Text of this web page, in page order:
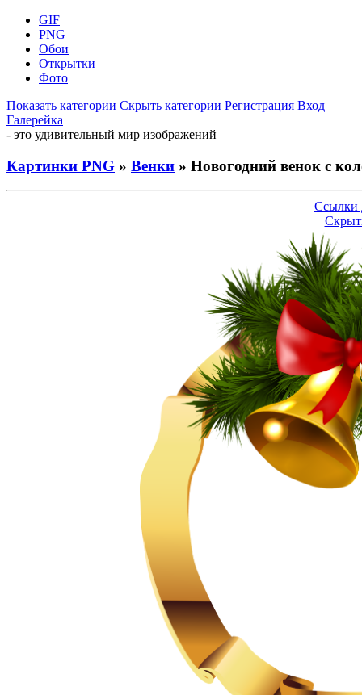
GIF
PNG
Обои
Открытки
Фото
Показать категории Скрыть категории Регистрация Вход
Галерейка
- это удивительный мир изображений
Картинки PNG » Венки » Новогодний венок с
Ссылки